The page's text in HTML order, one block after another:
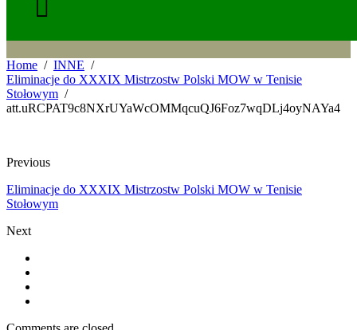
Home
INNE
Eliminacje do XXXIX Mistrzostw Polski MOW w Tenisie
Stołowym
att.uRCPAT9c8NXrUYaWcOMMqcuQJ6Foz7wqDLj4oyNAYa4
Previous
Eliminacje do XXXIX Mistrzostw Polski MOW w Tenisie
Stołowym
Next